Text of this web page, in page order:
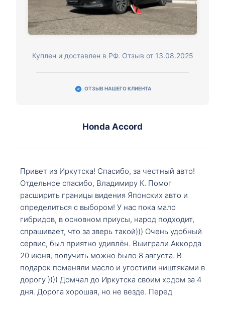
Куплен и доставлен в РФ. Отзыв от 13.08.2025
ОТЗЫВ НАШЕГО КЛИЕНТА
Honda Accord
Привет из Иркутска! Спасибо, за честный авто!
Отдельное спасибо, Владимиру К. Помог
расширить границы видения Японских авто и
определиться с выбором! У нас пока мало
гибридов, в основном приусы, народ подходит,
спрашивает, что за зверь такой))) Очень удобный
сервис, был приятно удивлён. Выиграли Аккорда
20 июня, получить можно было 8 августа. В
подарок поменяли масло и угостили ништяками в
дорогу )))) Домчал до Иркутска своим ходом за 4
дня. Дорога хорошая, но не везде. Перед